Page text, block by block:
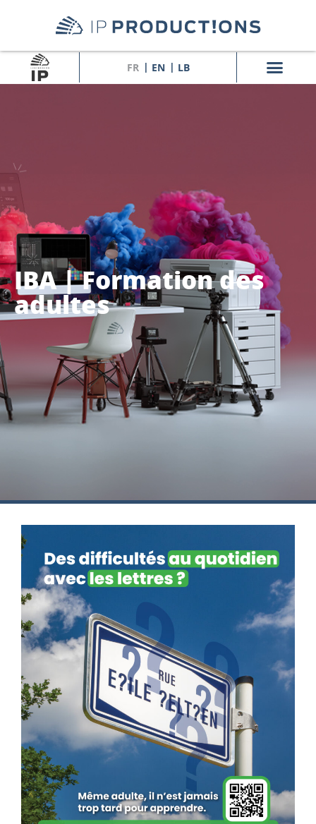
FR EN LB
IBA | Formation des
adultes